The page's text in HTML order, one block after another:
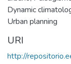
Dynamic
Urban planning
URI
http://